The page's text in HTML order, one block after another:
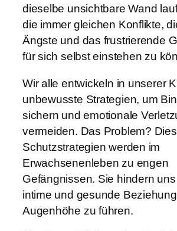
dieselbe unsichtbare Wand
die immer gleichen Konflikte,
Ängste und das frustrierende
für sich selbst einstehen zu
Wir alle entwickeln in unserer
unbewusste Strategien, um
sichern und emotionale
vermeiden. Das Problem?
Schutzstrategien werden im
Erwachsenenleben zu engen
Gefängnissen. Sie hindern
intime und gesunde
Augenhöhe zu führen.